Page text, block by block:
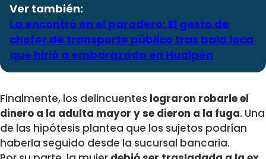
Ver también:
La encontró en el paradero: El gesto de
chofer de transporte público tras bala loca
que hirió a embarazada en Hualpén
Finalmente, los delincuentes lograron robarle el
dinero a la adulta mayor y se dieron a la fuga. Una
de las hipótesis plantea que los sujetos podrían
haberla seguido desde la sucursal bancaria.